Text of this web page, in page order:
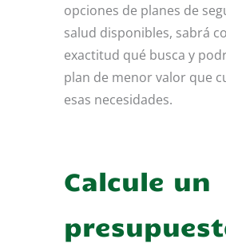
opciones de planes de
salud disponibles, sabrá
exactitud qué busca y
plan de menor valor que
esas necesidades.
Calcule un